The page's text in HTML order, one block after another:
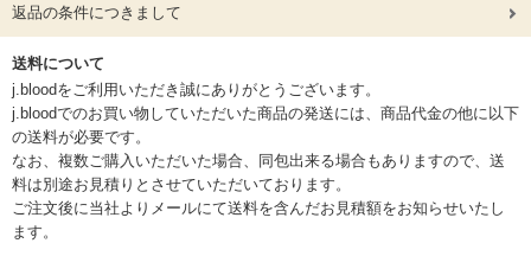
返品の条件につきまして
送料について
j.bloodをご利用いただき誠にありがとうございます。
j.bloodでのお買い物していただいた商品の発送には、商品代金の他に以下
の送料が必要です。
なお、複数ご購入いただいた場合、同包出来る場合もありますので、送
料は別途お見積りとさせていただいております。
ご注文後に当社よりメールにて送料を含んだお見積額をお知らせいたし
ます。